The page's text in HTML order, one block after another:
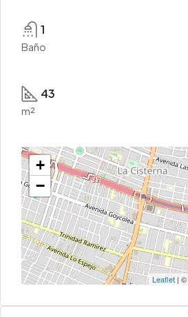
1
Baño
43
m²
+
−
Leaflet | ©